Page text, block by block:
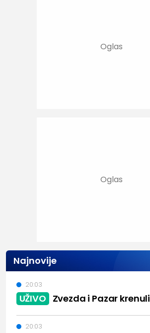
Najnovije
UŽIVO Zvezda i Pazar krenuli
20:03
20:03